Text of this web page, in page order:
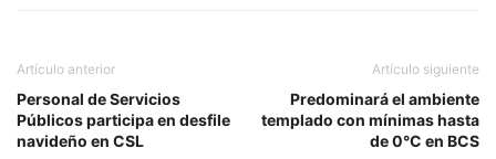
Artículo anterior
Personal de Servicios
Públicos participa en desfile
navideño en CSL
Artículo siguiente
Predominará el ambiente
templado con mínimas hasta
de 0°C en BCS